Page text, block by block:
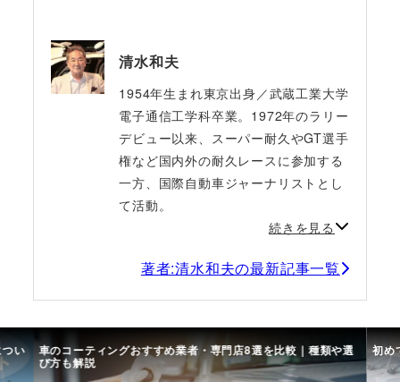
清水和夫
1954年生まれ東京出身／武蔵工業大学
電子通信工学科卒業。1972年のラリー
デビュー以来、スーパー耐久やGT選手
権など国内外の耐久レースに参加する
一方、国際自動車ジャーナリストとし
て活動。
続きを見る
著者:清水和夫の最新記事一覧
選 初めての中古車選び、購入時の流れや必要な書類などについて 中古
て